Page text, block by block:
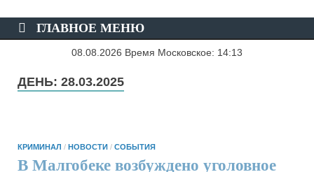
ГЛАВНОЕ МЕНЮ
08.08.2026 Время Московское: 14:13
ДЕНЬ: 28.03.2025
КРИМИНАЛ / НОВОСТИ / СОБЫТИЯ
В Малгобеке возбуждено уголовное